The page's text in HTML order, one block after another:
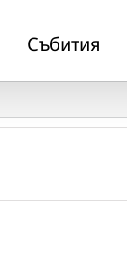
Събития